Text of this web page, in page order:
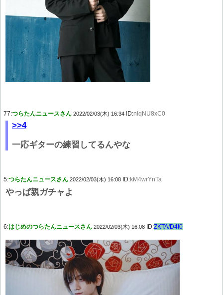
77:つらたんニュースさん 2022/02/03(木) 16:34 ID:nIqNU8xC0
>>4
一応ギターの練習してるんやな
5:つらたんニュースさん 2022/02/03(木) 16:08 ID:kM4wrYnTa
やっぱ親ガチャよ
6:はじめのつらたんニュースさん 2022/02/03(木) 16:08 ID:ZKTA/D4I0